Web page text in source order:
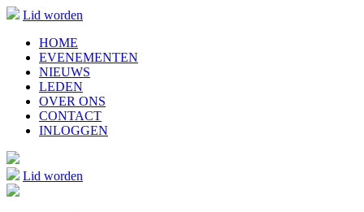
Lid worden
HOME
EVENEMENTEN
NIEUWS
LEDEN
OVER ONS
CONTACT
INLOGGEN
Lid worden